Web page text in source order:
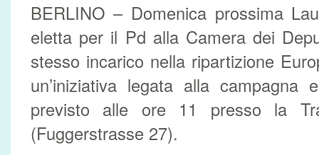
BERLINO – Domenica prossima
eletta per il Pd alla Camera dei
stesso incarico nella ripartizione
un’iniziativa legata alla campagna
previsto alle ore 11 presso la
(Fuggerstrasse 27).